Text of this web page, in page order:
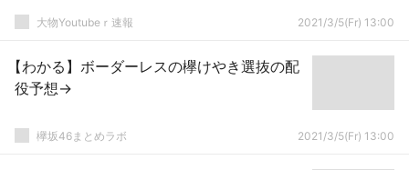
大物Youtubeｒ速報 2021/3/5(Fr) 13:00
【わかる】ボーダーレスの欅けやき選抜の配
役予想→
欅坂46まとめラボ 2021/3/5(Fr) 13:00